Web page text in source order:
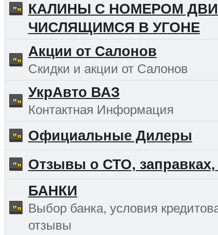
КАЛИНЫ С НОМЕРОМ
ЧИСЛЯЩИМСЯ В УГОНЕ
Акции от Салонов
Скидки и акции от Салонов
УкрАвто ВАЗ
Контактная Информация
Официальные Дилеры
Отзывы о СТО, заправках,
БАНКИ
Выбор банка, условия
отзывы